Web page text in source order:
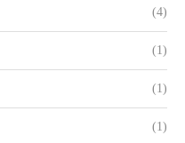
(4)
(1)
(1)
(1)